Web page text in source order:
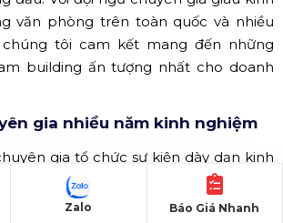
văn phòng trên toàn quốc và nhiều
chúng tôi cam kết mang đến những
building ấn tượng nhất cho doanh
gia nhiều năm kinh nghiệm
gia tổ chức sự kiện dày dạn kinh
Việt luôn thấu hiểu từng nhu cầu của
dựng Kịch Bản Team Buildingphù
Báo Giá Nhanh
Zalo